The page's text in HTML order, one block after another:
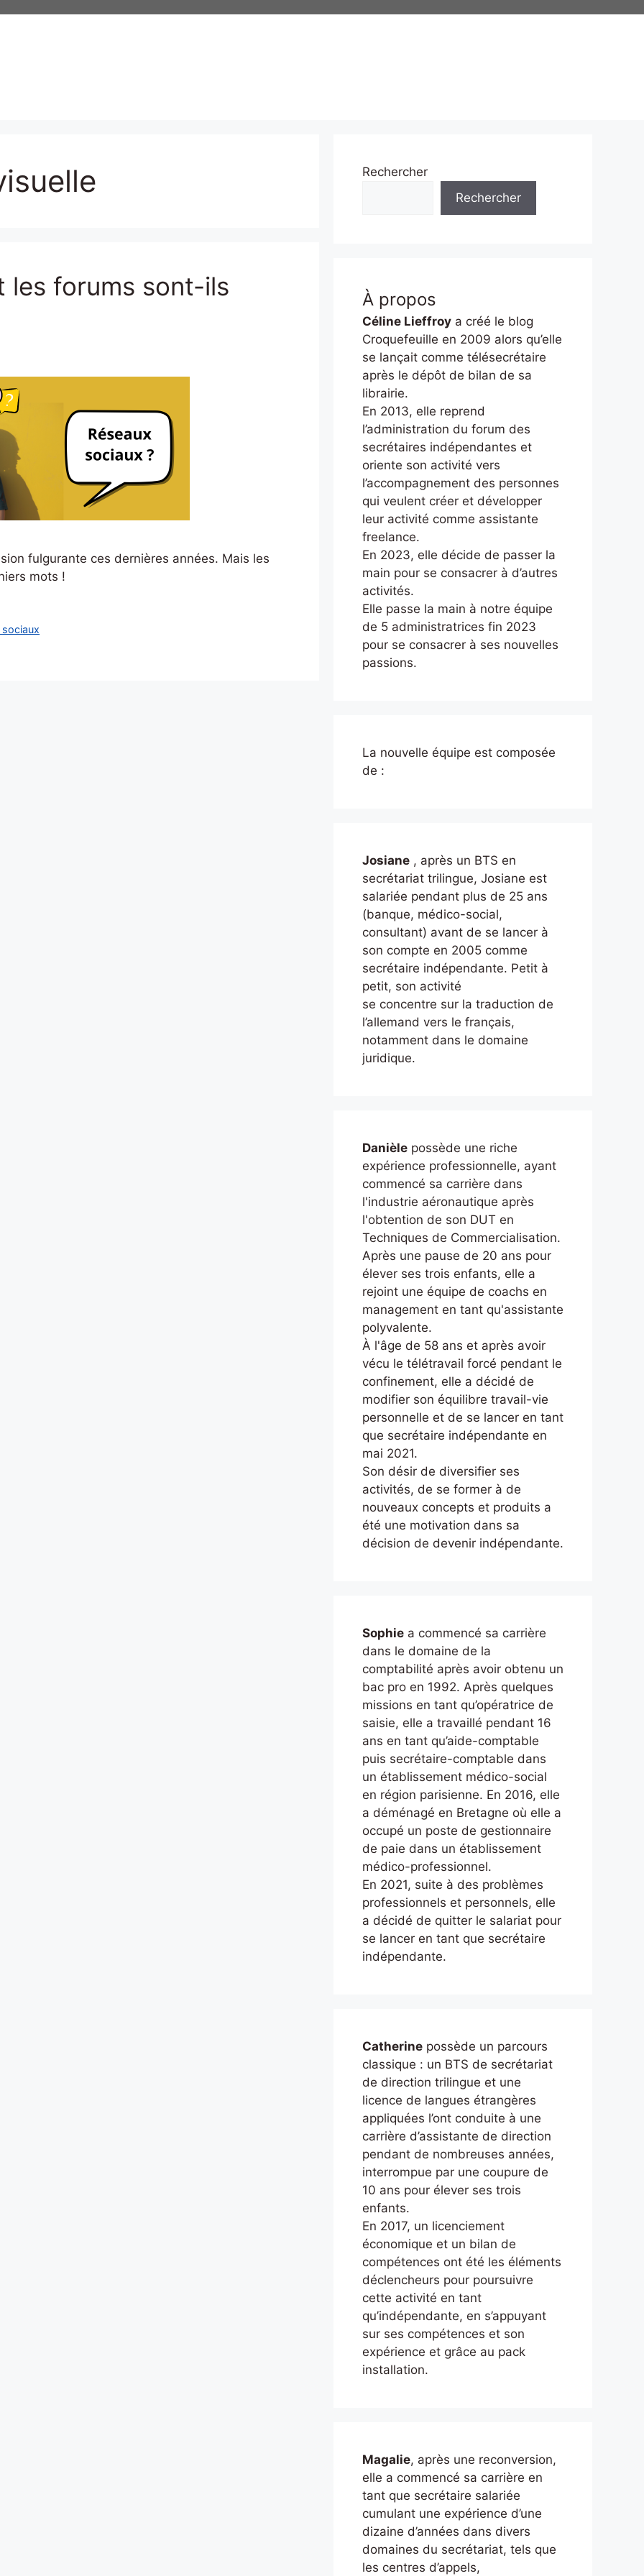
les forums sont-ils
fulgurante ces dernières années. Mais les
mots !
sociaux
Rechercher
Rechercher
À propos
Céline Lieffroy a créé le blog
Croquefeuille en 2009 alors qu’elle
se lançait comme télésecrétaire
après le dépôt de bilan de sa
librairie.
En 2013, elle reprend
l’administration du forum des
secrétaires indépendantes et
oriente son activité vers
l’accompagnement des personnes
qui veulent créer et développer
leur activité comme assistante
freelance.
En 2023, elle décide de passer la
main pour se consacrer à d’autres
activités.
Elle passe la main à notre équipe
de 5 administratrices fin 2023
pour se consacrer à ses nouvelles
passions.
La nouvelle équipe est composée
de :
Josiane , après un BTS en
secrétariat trilingue, Josiane est
salariée pendant plus de 25 ans
(banque, médico-social,
consultant) avant de se lancer à
son compte en 2005 comme
secrétaire indépendante. Petit à
petit, son activité
se concentre sur la traduction de
l’allemand vers le français,
notamment dans le domaine
juridique.
Danièle possède une riche
expérience professionnelle, ayant
commencé sa carrière dans
l'industrie aéronautique après
l'obtention de son DUT en
Techniques de Commercialisation.
Après une pause de 20 ans pour
élever ses trois enfants, elle a
rejoint une équipe de coachs en
management en tant qu'assistante
polyvalente.
À l'âge de 58 ans et après avoir
vécu le télétravail forcé pendant le
confinement, elle a décidé de
modifier son équilibre travail-vie
personnelle et de se lancer en tant
que secrétaire indépendante en
mai 2021.
Son désir de diversifier ses
activités, de se former à de
nouveaux concepts et produits a
été une motivation dans sa
décision de devenir indépendante.
Sophie a commencé sa carrière
dans le domaine de la
comptabilité après avoir obtenu un
bac pro en 1992. Après quelques
missions en tant qu’opératrice de
saisie, elle a travaillé pendant 16
ans en tant qu’aide-comptable
puis secrétaire-comptable dans
un établissement médico-social
en région parisienne. En 2016, elle
a déménagé en Bretagne où elle a
occupé un poste de gestionnaire
de paie dans un établissement
médico-professionnel.
En 2021, suite à des problèmes
professionnels et personnels, elle
a décidé de quitter le salariat pour
se lancer en tant que secrétaire
indépendante.
Catherine possède un parcours
classique : un BTS de secrétariat
de direction trilingue et une
licence de langues étrangères
appliquées l’ont conduite à une
carrière d’assistante de direction
pendant de nombreuses années,
interrompue par une coupure de
10 ans pour élever ses trois
enfants.
En 2017, un licenciement
économique et un bilan de
compétences ont été les éléments
déclencheurs pour poursuivre
cette activité en tant
qu’indépendante, en s’appuyant
sur ses compétences et son
expérience et grâce au pack
installation.
Magalie, après une reconversion,
elle a commencé sa carrière en
tant que secrétaire salariée
cumulant une expérience d’une
dizaine d’années dans divers
domaines du secrétariat, tels que
les centres d’appels,